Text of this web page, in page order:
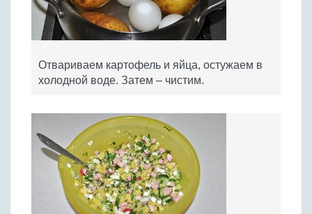
Отвариваем картофель и яйца, остужаем в
холодной воде. Затем – чистим.